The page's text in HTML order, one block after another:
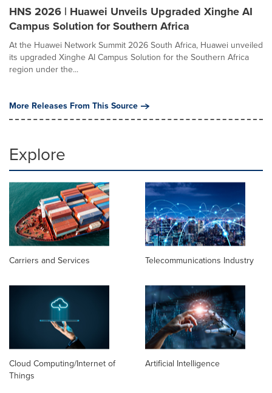
HNS 2026 | Huawei Unveils Upgraded Xinghe AI
Campus Solution for Southern Africa
At the Huawei Network Summit 2026 South Africa, Huawei unveiled
its upgraded Xinghe AI Campus Solution for the Southern Africa
region under the...
More Releases From This Source
Explore
Carriers and Services Telecommunications Industry
Cloud Computing/Internet of
Things
Artificial Intelligence